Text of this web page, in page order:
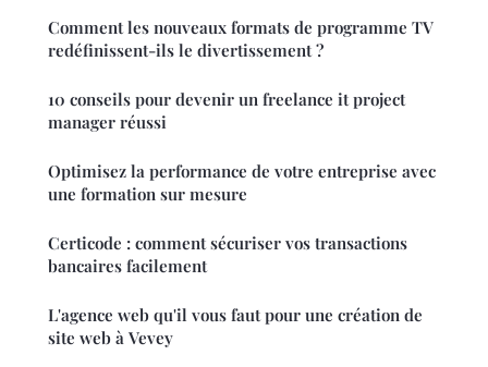
Comment les nouveaux formats de programme TV
redéfinissent-ils le divertissement ?
10 conseils pour devenir un freelance it project
manager réussi
Optimisez la performance de votre entreprise avec
une formation sur mesure
Certicode : comment sécuriser vos transactions
bancaires facilement
L'agence web qu'il vous faut pour une création de
site web à Vevey